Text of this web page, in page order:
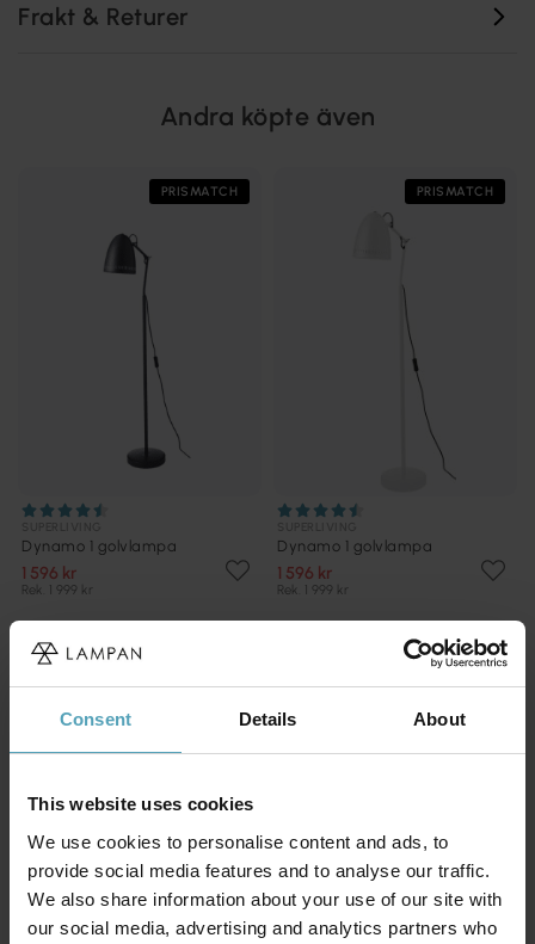
Consent Details About
This website uses cookies
We use cookies to personalise content and ads, to
provide social media features and to analyse our traffic.
We also share information about your use of our site with
our social media, advertising and analytics partners who
Frakt & Returer
Andra köpte även
PRISMATCH
Dynamo 1 golvlampa
1 596 kr
Rek. 1 999 kr
PRISMATCH
Dynamo 1 golvlampa
1 596 kr
Rek. 1 999 kr
PRISMATCH